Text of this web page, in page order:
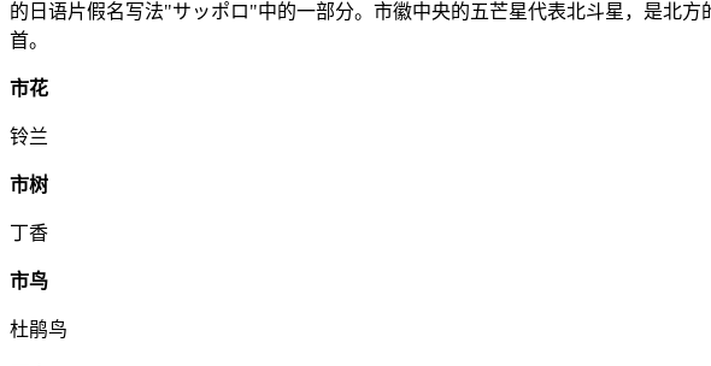
的日语片假名写法"サッポロ"中的一部分。市徽中央的五芒星代表北斗星，是北
首。
市花
铃兰
市树
丁香
市鸟
杜鹃鸟